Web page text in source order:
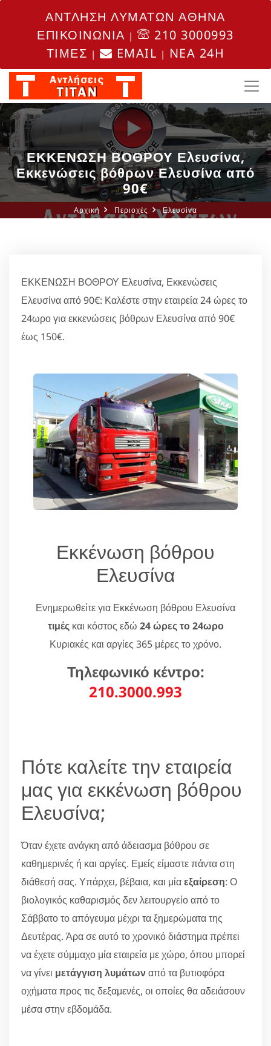
ΑΝΤΛΗΣΗ ΛΥΜΑΤΩΝ ΑΘΗΝΑ
ΕΠΙΚΟΙΝΩΝΙΑ |
210 3000993
ΤΙΜΕΣ | EMAIL | NEA 24H
ΕΚΚΕΝΩΣΗ ΒΟΘΡΟΥ Ελευσίνα,
Εκκενώσεις βόθρων Ελευσίνα από
90€
Αρχική Περιοχές Ελευσίνα
ΕΚΚΕΝΩΣΗ ΒΟΘΡΟΥ Ελευσίνα, Εκκενώσεις
Ελευσίνα από 90€: Καλέστε στην εταιρεία 24 ώρες το
24ωρο για εκκενώσεις βόθρων Ελευσίνα από 90€
έως 150€.
Εκκένωση βόθρου
Ελευσίνα
Ενημερωθείτε για Εκκένωση βόθρου Ελευσίνα
τιμέςκαι κόστος εδώ 24 ώρες το 24ωρο
Κυριακές και αργίες 365 μέρες το χρόνο.
Τηλεφωνικό κέντρο:
210.3000.993
Πότε καλείτε την εταιρεία
μας για εκκένωση βόθρου
Ελευσίνα;
Όταν έχετε ανάγκη από άδειασμα βόθρου σε
καθημερινές ή και αργίες. Εμείς είμαστε πάντα στη
διάθεσή σας. Υπάρχει, βέβαια, και μίαεξαίρεση: Ο
βιολογικός καθαρισμός δεν λειτουργείο από το
Σάββατο το απόγευμα μέχρι τα ξημερώματα της
Δευτέρας. Άρα σε αυτό το χρονικό διάστημα πρέπει
να έχετε σύμμαχο μία εταιρεία με χώρο, όπου μπορεί
να γίνει μετάγγιση λυμάτωναπό τα βυτιοφόρα
οχήματα προς τις δεξαμενές, οι οποίες θα αδειάσουν
μέσα στην εβδομάδα.